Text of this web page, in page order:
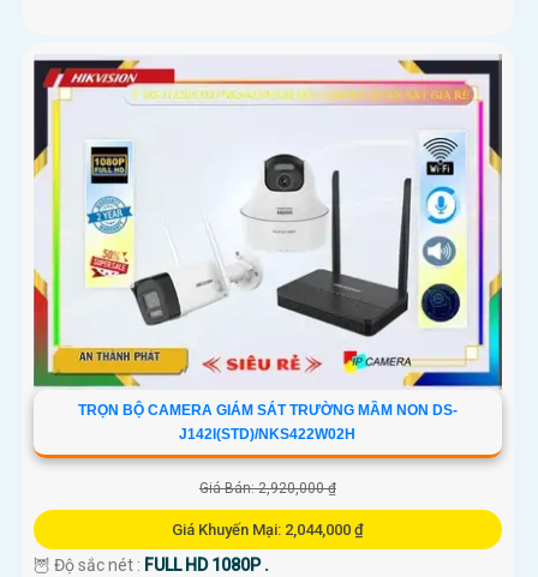
TRỌN BỘ CAMERA GIÁM SÁT TRƯỜNG MẦM NON DS-
J142I(STD)/NKS422W02H
Giá Bán: 2,920,000 ₫
Giá Khuyến Mại: 2,044,000 ₫
🦉 Độ sắc nét : FULL HD 1080P .